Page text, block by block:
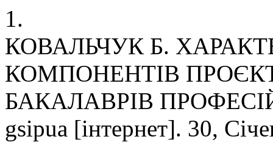
1.
КОВАЛЬЧУК Б.
КОМПОНЕНТІВ
БАКАЛАВРІВ
gsipua [інтернет]. 30,